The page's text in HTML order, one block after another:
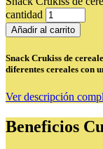
cantidad
Añadir al carrito
Snack Crukiss de
diferentes cereales con
Ver descripción
Beneficios